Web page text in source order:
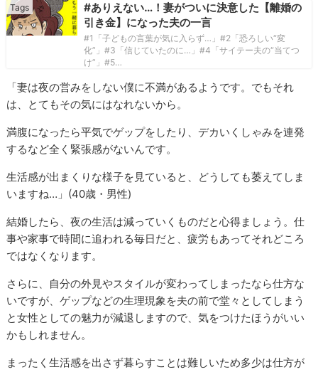
#ありえない…！妻がついに決意した【離婚の
引き金】になった夫の一言
#1「子どもの言葉が気に入らず…」#2「恐ろしい“変
化”」#3「信じていたのに…」#4「サイテー夫の“当てつ
け”」#5…
「妻は夜の営みをしない僕に不満があるようです。でもそれ
は、とてもその気にはなれないから。
満腹になったら平気でゲップをしたり、デカいくしゃみを連発
するなど全く緊張感がないんです。
生活感が出まくりな様子を見ていると、どうしても萎えてしま
いますね…」(40歳・男性)
結婚したら、夜の生活は減っていくものだと心得ましょう。仕
事や家事で時間に追われる毎日だと、疲労もあってそれどころ
ではなくなります。
さらに、自分の外見やスタイルが変わってしまったなら仕方な
いですが、ゲップなどの生理現象を夫の前で堂々としてしまう
と女性としての魅力が減退しますので、気をつけたほうがいい
かもしれません。
まったく生活感を出さず暮らすことは難しいため多少は仕方が